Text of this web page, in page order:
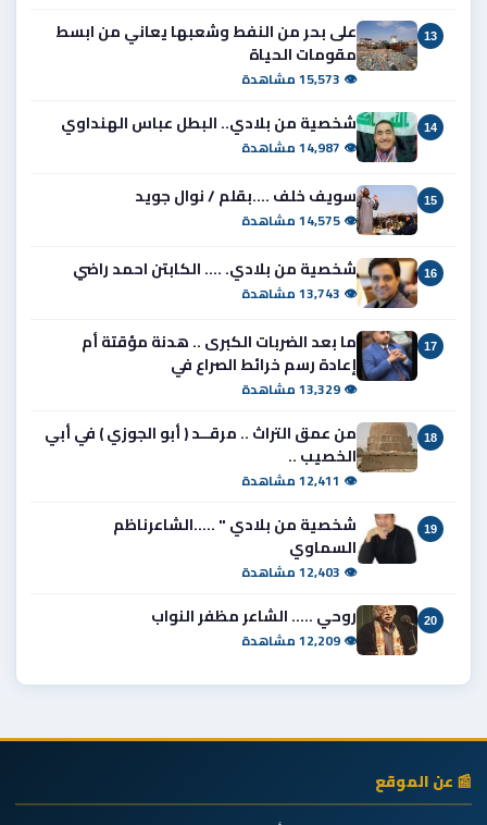
13
على بحر من النفط وشعبها يعاني من ابسط
مقومات الحياة
👁 15,573 مشاهدة
14 شخصية من بلادي.. البطل عباس الهنداوي
👁 14,987 مشاهدة
15 سويف خلف ....بقلم / نوال جويد
👁 14,575 مشاهدة
16 شخصية من بلادي. .... الكابتن احمد راضي
👁 13,743 مشاهدة
17
ما بعد الضربات الكبرى .. هدنة مؤقتة أم
إعادة رسم خرائط الصراع في
👁 13,329 مشاهدة
18
من عمق التراث .. مرقــد ( أبو الجوزي ) في أبي
الخصيب ..
👁 12,411 مشاهدة
19
شخصية من بلادي " .....الشاعرناظم
السماوي
👁 12,403 مشاهدة
20 روحي ..... الشاعر مظفر النواب
👁 12,209 مشاهدة
📰 عن الموقع